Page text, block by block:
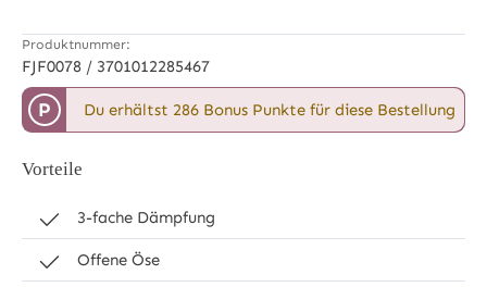
Produktnummer:
FJF0078 / 3701012285467
P Du erhältst 286 Bonus Punkte für diese Bestellung
Vorteile
3-fache Dämpfung
Offene Öse